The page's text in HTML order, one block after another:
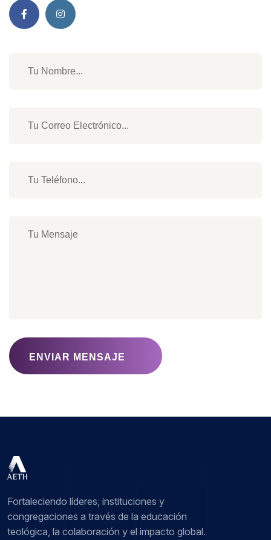
ENVIAR MENSAJE
Fortaleciendo líderes, instituciones y
congregaciones a través de la educación
teológica, la colaboración y el impacto global.